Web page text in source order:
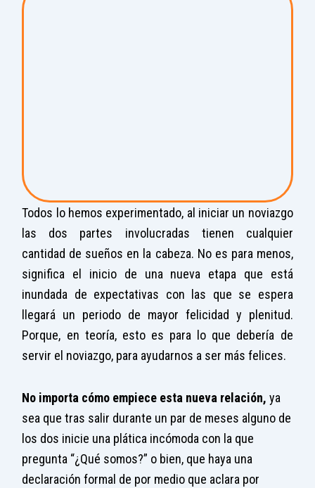
Todos lo hemos experimentado, al iniciar un noviazgo
las dos partes involucradas tienen cualquier
cantidad de sueños en la cabeza. No es para menos,
significa el inicio de una nueva etapa que está
inundada de expectativas con las que se espera
llegará un periodo de mayor felicidad y plenitud.
Porque, en teoría, esto es para lo que debería de
servir el noviazgo, para ayudarnos a ser más felices.
No importa cómo empiece esta nueva relación, ya
sea que tras salir durante un par de meses alguno de
los dos inicie una plática incómoda con la que
pregunta “¿Qué somos?” o bien, que haya una
declaración formal de por medio que aclara por